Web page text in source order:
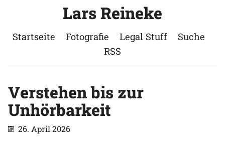
Lars Reineke
Startseite Fotografie Legal Stuff
Suche
RSS
Verstehen bis zur
Unhörbarkeit
26. April 2026